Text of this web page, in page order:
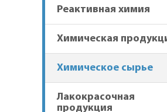
Реактивная химия
Химическая
Химическое сырье
Лакокрасочная
продукция